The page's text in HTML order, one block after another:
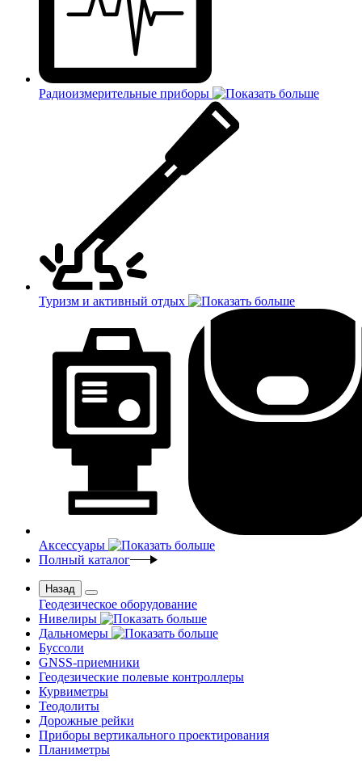
Радиоизмерительные приборы
Туризм и активный отдых
Аксессуары
Полный каталог
Назад
Геодезическое оборудование
Нивелиры
Дальномеры
Буссоли
GNSS-приемники
Геодезические полевые контроллеры
Курвиметры
Теодолиты
Дорожные рейки
Приборы вертикального проектирования
Планиметры